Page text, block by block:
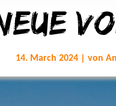
14. March 2024 | von